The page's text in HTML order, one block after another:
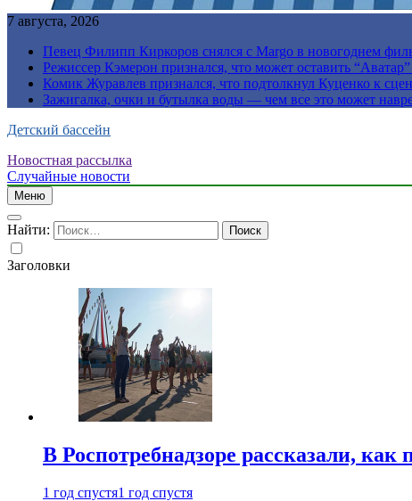
7 августа, 2026
Певец Филипп Киркоров снялся с Margo в новогоднем
Режиссер Кэмерон признался, что может оставить
Комик Журавлев признался, что подтолкнул Куценко к
Зажигалка, очки и бутылка воды — чем все это может
Детский бассейн
Новостная рассылка
Случайные новости
Меню
Найти:
Заголовки
В Роспотребнадзоре рассказали,
1 год спустя1 год спустя